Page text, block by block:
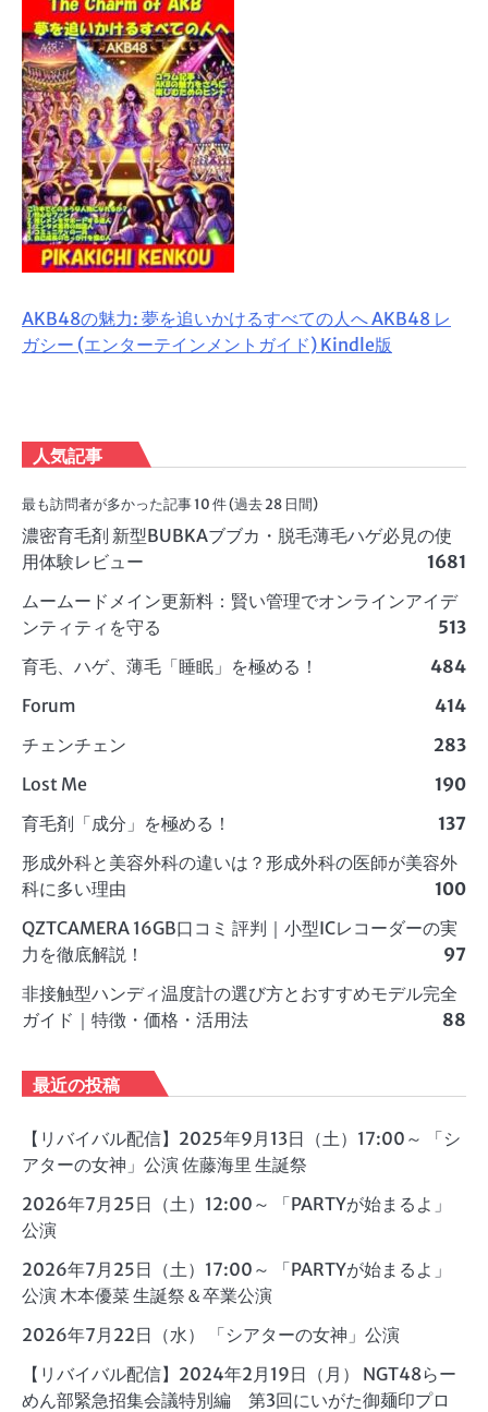
AKB48の魅力: 夢を追いかけるすべての人へ AKB48 レ
ガシー (エンターテインメントガイド) Kindle版
人気記事
最も訪問者が多かった記事 10 件 (過去 28 日間)
濃密育毛剤 新型BUBKAブブカ・脱毛薄毛ハゲ必見の使
用体験レビュー
1681
ムームードメイン更新料：賢い管理でオンラインアイデ
ンティティを守る
513
育毛、ハゲ、薄毛「睡眠」を極める！
484
Forum
414
チェンチェン
283
Lost Me
190
育毛剤「成分」を極める！
137
形成外科と美容外科の違いは？形成外科の医師が美容外
科に多い理由
100
QZTCAMERA 16GB口コミ 評判｜小型ICレコーダーの実
力を徹底解説！
97
非接触型ハンディ温度計の選び方とおすすめモデル完全
ガイド｜特徴・価格・活用法
88
最近の投稿
【リバイバル配信】2025年9月13日（土）17:00～ 「シ
アターの女神」公演 佐藤海里 生誕祭
2026年7月25日（土）12:00～ 「PARTYが始まるよ」
公演
2026年7月25日（土）17:00～ 「PARTYが始まるよ」
公演 木本優菜 生誕祭＆卒業公演
2026年7月22日（水） 「シアターの女神」公演
【リバイバル配信】2024年2月19日（月） NGT48らー
めん部緊急招集会議特別編 第3回にいがた御麺印プロ